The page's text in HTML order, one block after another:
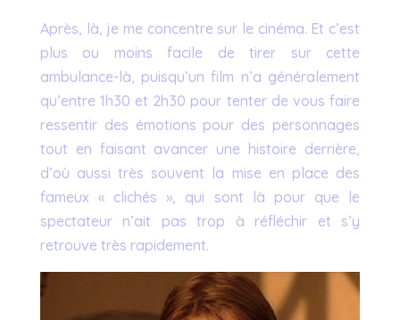
Après, là, je me concentre sur le cinéma. Et c’est
plus ou moins facile de tirer sur cette
ambulance-là, puisqu’un film n’a généralement
qu’entre 1h30 et 2h30 pour tenter de vous faire
ressentir des émotions pour des personnages
tout en faisant avancer une histoire derrière,
d’où aussi très souvent la mise en place des
fameux « clichés », qui sont là pour que le
spectateur n’ait pas trop à réfléchir et s’y
retrouve très rapidement.